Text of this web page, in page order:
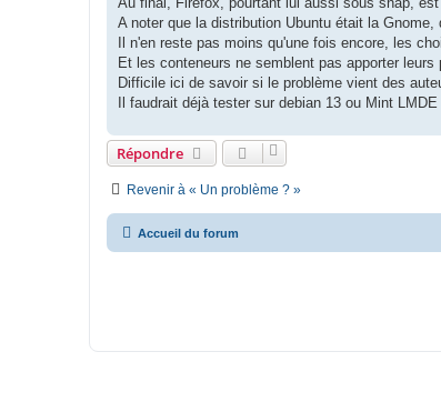
A noter que la distribution Ubuntu était la
Il n'en reste pas moins qu'une fois encore, les
Et les conteneurs ne semblent pas apporter
Difficile ici de savoir si le problème vient des
Il faudrait déjà tester sur debian 13 ou Mint
Répondre
Revenir à « Un problème ? »
Accueil du forum